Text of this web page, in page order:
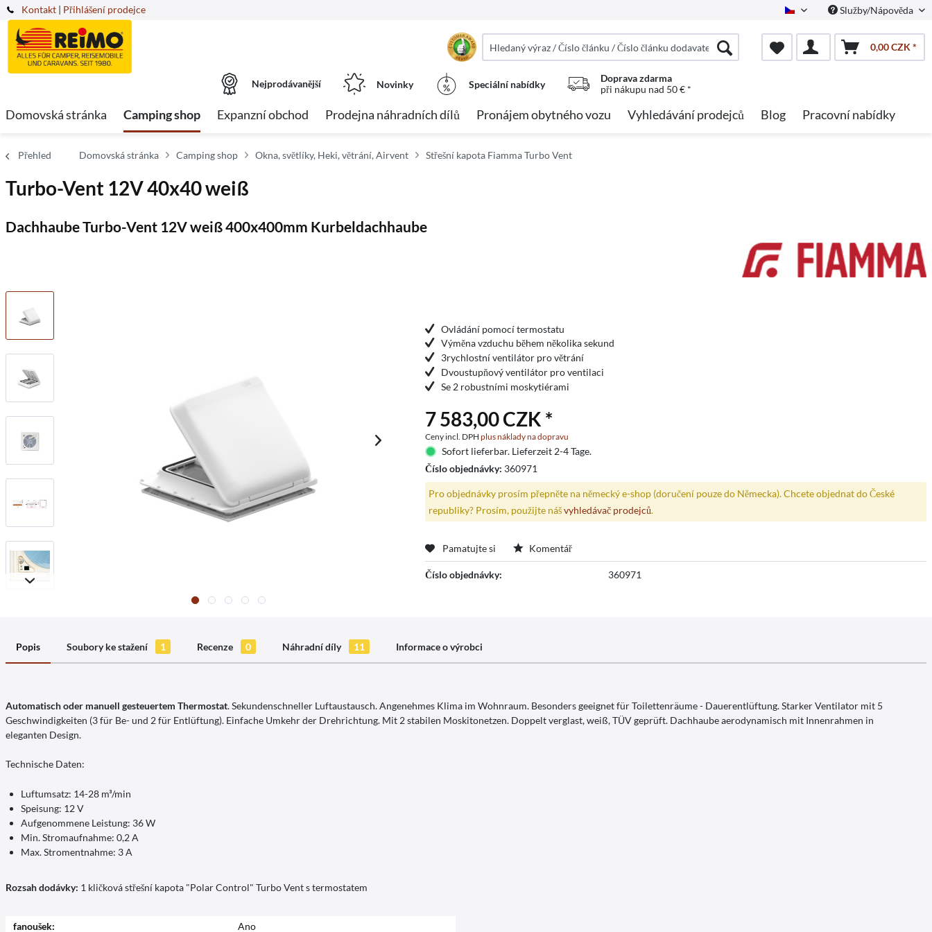
Kontakt Czech Služby/Nápověda
| Přihlášení prodejce
0,00 CZK *
Nejprodávanější Novinky Speciální nabídky
Doprava zdarma
při nákupu nad 50 € *
Domovská stránka Camping shop Expanzní obchod Prodejna náhradních dílů Pronájem obytného vozu Vyhledávání prodejců Blog Pracovní nabídky
Přehled Domovská stránka Camping shop Okna, světlíky, Heki, větrání, Airvent Střešní kapota Fiamma Turbo Vent
Turbo-Vent 12V 40x40 weiß
Dachhaube Turbo-Vent 12V weiß 400x400mm Kurbeldachhaube
Ovládání pomocí termostatu
Výměna vzduchu během několika sekund
3rychlostní ventilátor pro větrání
Dvoustupňový ventilátor pro ventilaci
Se 2 robustními moskytiérami
7 583,00 CZK *
Ceny incl. DPHplus náklady na dopravu
Sofort lieferbar. Lieferzeit 2-4 Tage.
Číslo objednávky: 360971
Pro objednávky prosím přepněte na německý e-shop (doručení pouze do Německa). Chcete objednat do České
republiky? Prosím, použijte nášvyhledávač prodejců.
Pamatujte si Komentář
Číslo objednávky: 360971
Popis Soubory ke stažení 1 Recenze 0 Náhradní díly 11 Informace o výrobci
Automatisch oder manuell gesteuertem Thermostat. Sekundenschneller Luftaustausch. Angenehmes Klima im Wohnraum. Besonders geeignet für Toilettenräume - Dauerentlüftung. Starker Ventilator mit 5
Geschwindigkeiten (3 für Be- und 2 für Entlüftung). Einfache Umkehr der Drehrichtung. Mit 2 stabilen Moskitonetzen. Doppelt verglast, weiß, TÜV geprüft. Dachhaube aerodynamisch mit Innenrahmen in
eleganten Design.
Technische Daten:
Luftumsatz: 14-28 m³/min
Speisung: 12 V
Aufgenommene Leistung: 36 W
Min. Stromaufnahme: 0,2 A
Max. Stromentnahme: 3 A
Rozsah dodávky: 1 kličková střešní kapota "Polar Control" Turbo Vent s termostatem
fanoušek: Ano